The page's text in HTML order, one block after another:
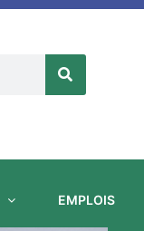
EMPLOIS